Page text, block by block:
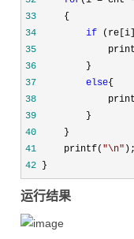
33
34
if
35
36
37
else
38
39
40
41
     printf(
"\n"
42 }
运行结果